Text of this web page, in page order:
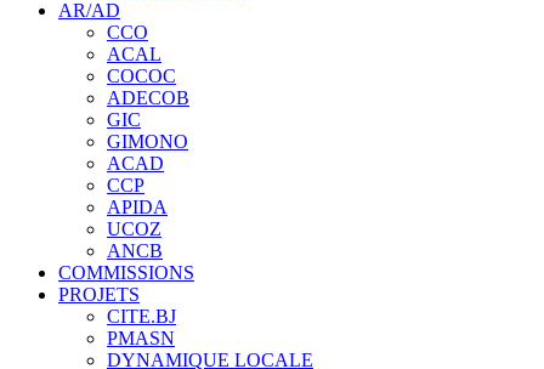
AR/AD
CCO
ACAL
COCOC
ADECOB
GIC
GIMONO
ACAD
CCP
APIDA
UCOZ
ANCB
COMMISSIONS
PROJETS
CITE.BJ
PMASN
DYNAMIQUE LOCALE